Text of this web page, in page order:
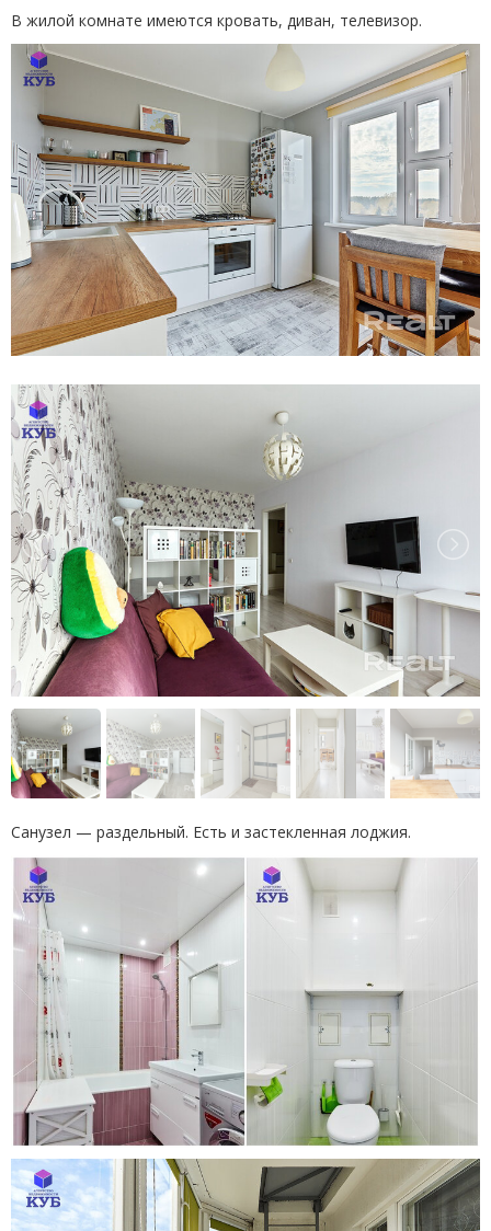
В жилой комнате имеются кровать, диван, телевизор.
Санузел — раздельный. Есть и застекленная лоджия.